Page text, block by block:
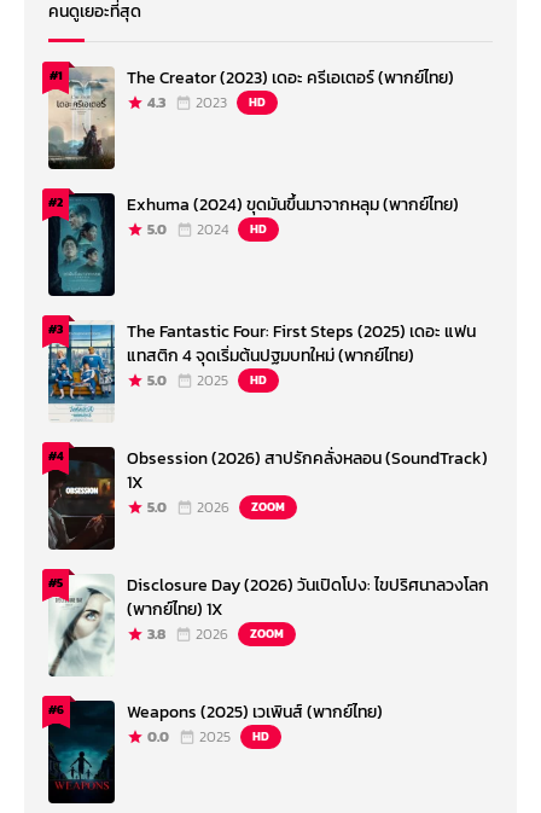
คนดูเยอะที่สุด
#1 The Creator (2023) เดอะ ครีเอเตอร์ (พากย์ไทย)
4.3 2023 HD
#2 Exhuma (2024) ขุดมันขึ้นมาจากหลุม (พากย์ไทย)
5.0 2024 HD
#3
The Fantastic Four: First Steps (2025) เดอะ แฟน
แทสติก 4 จุดเริ่มต้นปฐมบทใหม่ (พากย์ไทย)
5.0 2025 HD
#4
Obsession (2026) สาปรักคลั่งหลอน (SoundTrack)
1X
5.0 2026 ZOOM
#5
Disclosure Day (2026) วันเปิดโปง: ไขปริศนาลวงโลก
(พากย์ไทย) 1X
3.8 2026 ZOOM
#6 Weapons (2025) เวเพินส์ (พากย์ไทย)
0.0 2025 HD